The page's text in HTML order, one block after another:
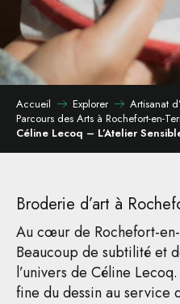
Accueil Explorer
Artisanat
Parcours des Arts à Rochefort-en-
Céline Lecoq – L’Atelier
Broderie d’art à
Au cœur de Rochefort-
Beaucoup de subtilité et
l’univers de Céline
fine du dessin au service